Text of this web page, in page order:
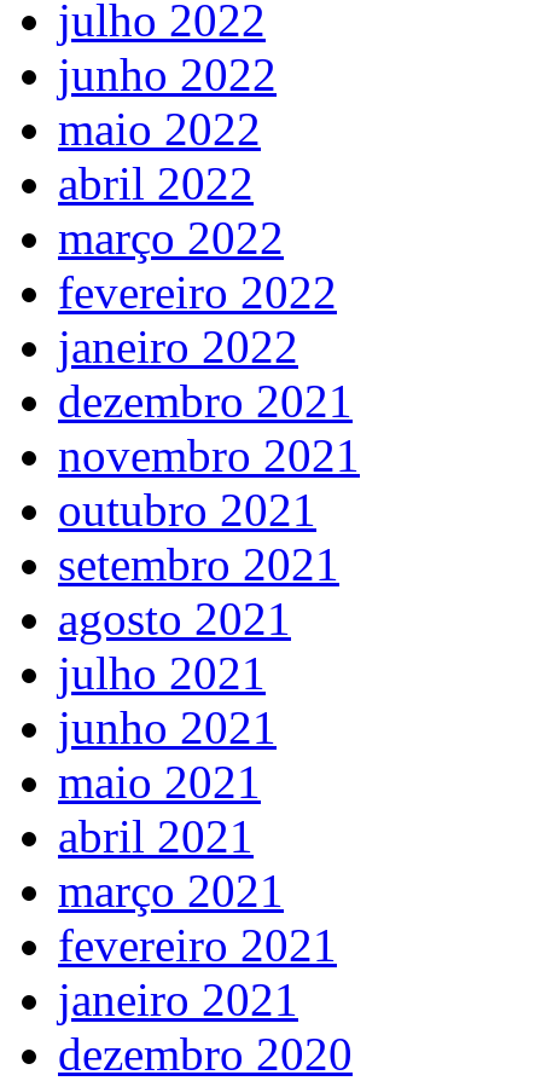
julho 2022
junho 2022
maio 2022
abril 2022
março 2022
fevereiro 2022
janeiro 2022
dezembro 2021
novembro 2021
outubro 2021
setembro 2021
agosto 2021
julho 2021
junho 2021
maio 2021
abril 2021
março 2021
fevereiro 2021
janeiro 2021
dezembro 2020